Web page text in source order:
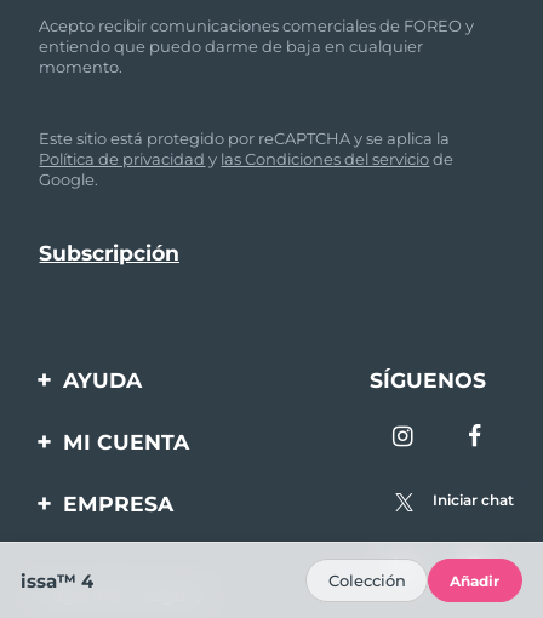
Acepto recibir comunicaciones comerciales de FOREO y
entiendo que puedo darme de baja en cualquier
momento.
Este sitio está protegido por reCAPTCHA y se aplica la
Política de privacidad y las Condiciones del serviciode
Google.
AYUDA
Contáctanos
SÍGUENOS
MI CUENTA
Registro de productos
Ayuda
EMPRESA
Pago 100% seguro
Iniciar chat
issa™ 4 Colección Añadir